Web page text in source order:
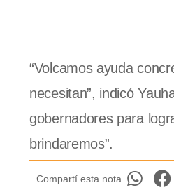
“Volcamos ayuda
necesitan”, indicó
gobernadores para
brindaremos”.
Compartí esta nota